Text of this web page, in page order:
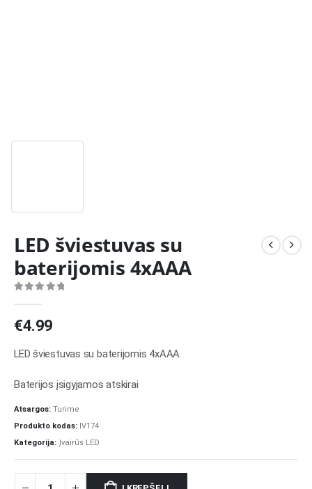
LED šviestuvas su
baterijomis 4xAAA
€4.99
LED šviestuvas su baterijomis 4xAAA
Baterijos įsigyjamos atskirai
Atsargos: Turime
Produkto kodas: IV174
Kategorija: Įvairūs LED